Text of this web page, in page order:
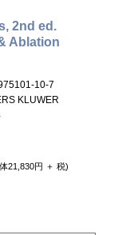
2nd ed.
Ablation
10-7
KLUWER
21,830円 ＋ 税)